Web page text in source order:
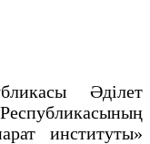
Әділет
институты»